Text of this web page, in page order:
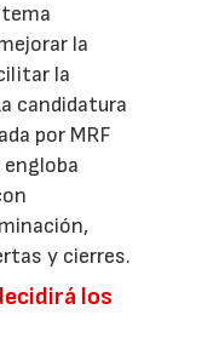
la
la
candidatura
por MRF
y cierres.
los